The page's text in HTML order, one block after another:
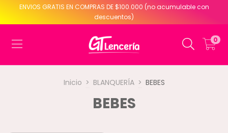
ENVIOS GRATIS EN COMPRAS DE $100.000 (no acumulable con
descuentos)
0
Inicio > BLANQUERÍA > BEBES
BEBES